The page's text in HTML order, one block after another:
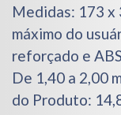
Medidas: 173 x
máximo do
reforçado e
De 1,40 a 2,00
do Produto: